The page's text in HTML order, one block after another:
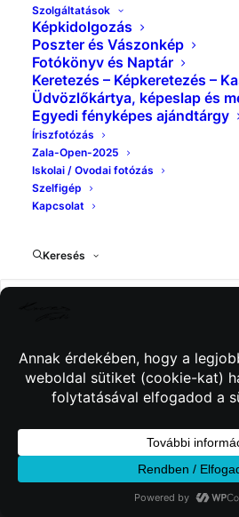
Szolgáltatások
Képkidolgozás
Poszter és Vászonkép
Fotókönyv és Naptár
Keretezés – Képkeretezés –
Üdvözlőkártya, képeslap és
Egyedi fényképes ajándtárgy
Íriszfotózás
Zala-Open-2025
Iskolai / Ovodai fotózás
Szelfigép
Kapcsolat
Keresés
© 2026 Kincses Fotó.